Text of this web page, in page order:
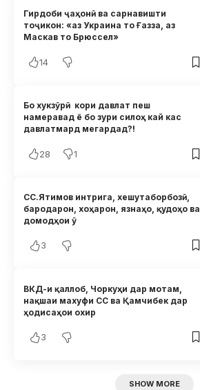
Гирдоби ҷаҳонӣ ва сарнавишти
тоҷикон: «аз Украина то Ғазза, аз
Маскав то Брюссел»
14
Бо хукзӯрӣ кори давлат пеш
намеравад ё бо зури силоҳ кай кас
давлатмард мегардад?!
28 1
СС.Ятимов интрига, хешутаборбозӣ,
бародарон, хоҳарон, язнаҳо, қудоҳо ва
домодҳои ӯ
3
ВКД-и қаллоб, Чоркуҳи дар мотам,
нақшаи махуфи СС ва Қамчибек дар
ҳодисаҳои охир
3
SHOW MORE